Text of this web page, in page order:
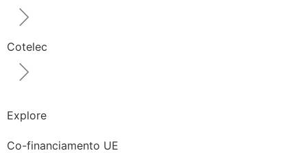
Cotelec
Explore
Co-financiamento UE